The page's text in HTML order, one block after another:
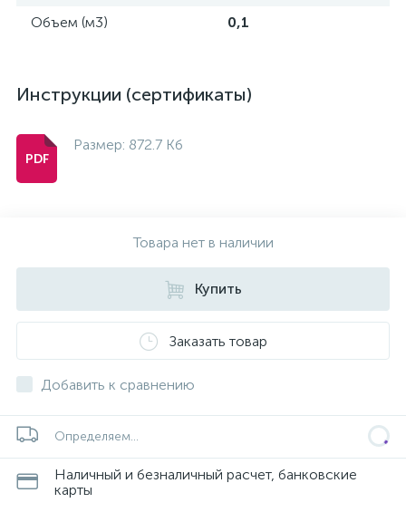
Объем (м3)
0,1
Инструкции (сертификаты)
Размер: 872.7 Кб
Товара нет в наличии
Купить
Заказать товар
Добавить к сравнению
Определяем...
Наличный и безналичный расчет, банковские
карты